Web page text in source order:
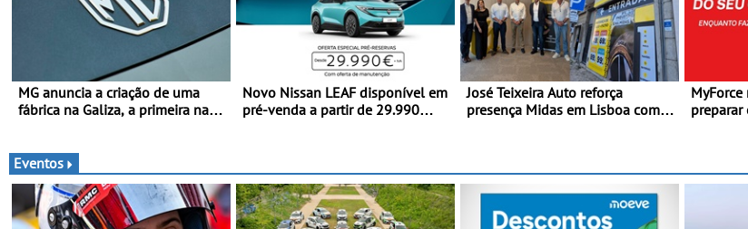
MG anuncia a criação de uma
fábrica na Galiza, a primeira na
2028, com uma capacidade
anual de até 120.000 veículos
Novo Nissan LEAF disponível em
pré-venda a partir de 29.990
clientes beneficiam da oferta de
3 anos de manutenção incluída
José Teixeira Auto reforça
presença Midas em Lisboa com
preparar
Eventos